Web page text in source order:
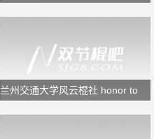
兰州交通大学风云棍社 honor to